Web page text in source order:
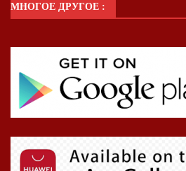
МНОГОЕ ДРУГОЕ :